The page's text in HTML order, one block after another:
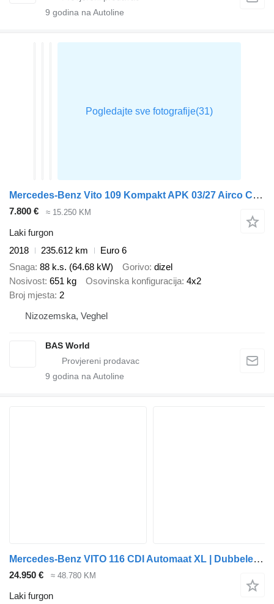
9 godina na Autoline
Mercedes-Benz Vito 109 Kompakt APK 03/27 Airco Cruise Navi Camera L1 Airco Cru
7.800 € ≈ 15.250 KM
Laki furgon
2018
235.612 km
Euro 6
Snaga 88 k.s. (64.68 kW) Gorivo dizel
Nosivost 651 kg Osovinska konfiguracija 4x2
Broj mjesta 2
Nizozemska, Veghel
BAS World
9 godina na Autoline
Mercedes-Benz VITO 116 CDI Automaat XL | Dubbele cabine | dubbele schuifdeur |
24.950 € ≈ 48.780 KM
Laki furgon